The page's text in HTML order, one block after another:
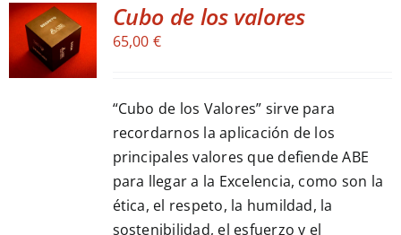
ADD TO
CART /
DETALLES
Cubo de los valores
65,00 €
“Cubo de los Valores” sirve para
recordarnos la aplicación de los
principales valores que defiende ABE
para llegar a la Excelencia, como son la
ética, el respeto, la humildad, la
sostenibilidad, el esfuerzo y el